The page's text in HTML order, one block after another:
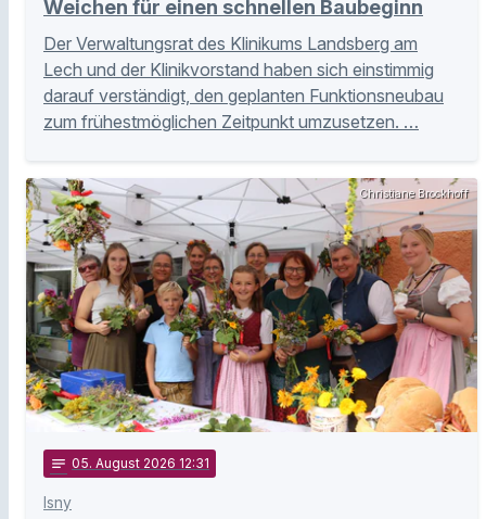
Weichen für einen schnellen Baubeginn
Der Verwaltungsrat des Klinikums Landsberg am
Lech und der Klinikvorstand haben sich einstimmig
darauf verständigt, den geplanten Funktionsneubau
zum frühestmöglichen Zeitpunkt umzusetzen. …
Christiane Brockhoff
notes 05. August 2026 12:31
Isny